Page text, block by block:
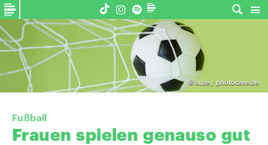
©suze / photocase.de
Fußball
Frauen spielen genauso gut